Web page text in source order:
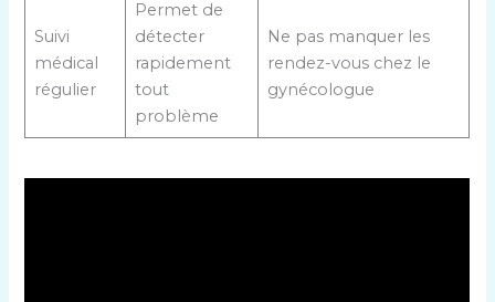
Suivi
médical
régulier
Permet de
détecter
rapidement
tout
problème
Ne pas manquer les
rendez-vous chez le
gynécologue